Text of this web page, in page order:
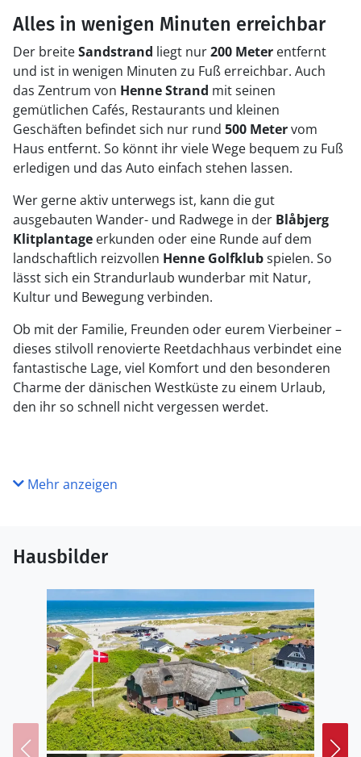
Alles in wenigen Minuten erreichbar
Der breiteSandstrand liegt nur200 Meter entfernt
und ist in wenigen Minuten zu Fuß erreichbar. Auch
das Zentrum von Henne Strand mit seinen
gemütlichen Cafés, Restaurants und kleinen
Geschäften befindet sich nur rund 500 Metervom
Haus entfernt. So könnt ihr viele Wege bequem zu Fuß
erledigen und das Auto einfach stehen lassen.
Wer gerne aktiv unterwegs ist, kann die gut
ausgebauten Wander- und Radwege in der Blåbjerg
Klitplantage erkunden oder eine Runde auf dem
landschaftlich reizvollen Henne Golfklubspielen. So
lässt sich ein Strandurlaub wunderbar mit Natur,
Kultur und Bewegung verbinden.
Ob mit der Familie, Freunden oder eurem Vierbeiner –
dieses stilvoll renovierte Reetdachhaus verbindet eine
fantastische Lage, viel Komfort und den besonderen
Charme der dänischen Westküste zu einem Urlaub,
den ihr so schnell nicht vergessen werdet.
Mehr anzeigen
Hausbilder